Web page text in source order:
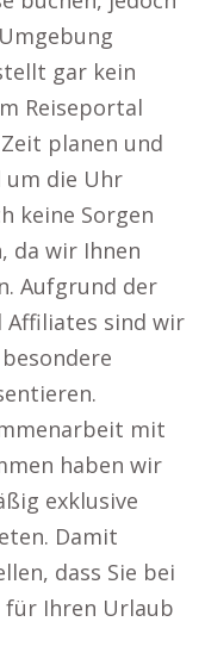
gar kein
Reiseportal
planen und
die Uhr
keine Sorgen
da wir Ihnen
Aufgrund der
sind wir
mit
haben wir
exklusive
Damit
dass Sie bei
für Ihren Urlaub